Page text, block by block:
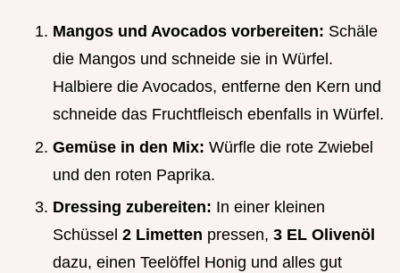
Mangos und Avocados vorbereiten: Schäle
die Mangos und schneide sie in Würfel.
Halbiere die Avocados, entferne den Kern und
schneide das Fruchtfleisch ebenfalls in Würfel.
Gemüse in den Mix: Würfle die rote Zwiebel
und den roten Paprika.
Dressing zubereiten: In einer kleinen
Schüssel 2 Limetten pressen, 3 EL Olivenöl
dazu, einen Teelöffel Honig und alles gut